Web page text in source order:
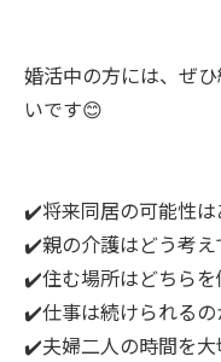
婚活中の方には、ぜ
いです😊
✔️将来同居の可能性は
✔️親の介護はどう考え
✔️住む場所はどちらを
✔️仕事は続けられるの
✔️夫婦二人の時間を